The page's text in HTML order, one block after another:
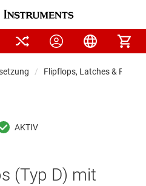
Flipflops, Latches &
(Typ D) mit